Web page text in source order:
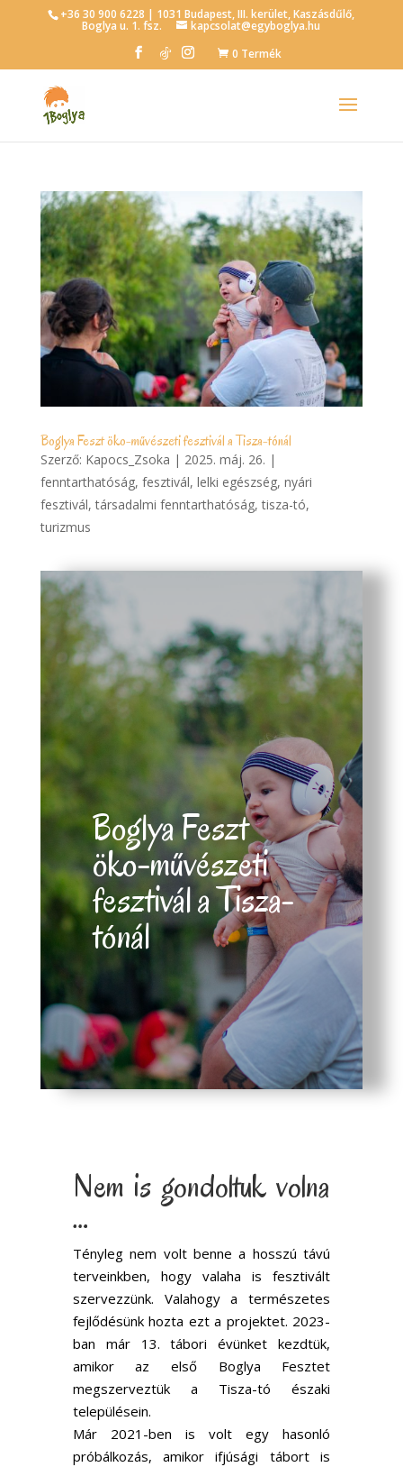
+36 30 900 6228 | 1031 Budapest, III. kerület, Kaszásdűlő,
Boglya u. 1. fsz.
kapcsolat@egyboglya.hu
0 Termék
Boglya Feszt öko-művészeti fesztivál a Tisza-tónál
Szerző: Kapocs_Zsoka | 2025. máj. 26. |
fenntarthatóság, fesztivál, lelki egészség, nyári
fesztivál,társadalmi fenntarthatóság,tisza-tó,
turizmus
Boglya Feszt
öko-művészeti
fesztivál a Tisza-
tónál
Nem is gondoltuk volna
…
Tényleg nem volt benne a hosszú távú
terveinkben, hogy valaha is fesztivált
szervezzünk. Valahogy a természetes
fejlődésünk hozta ezt a projektet. 2023-
ban már 13. tábori évünket kezdtük,
amikor az első Boglya Fesztet
megszerveztük a Tisza-tó északi
településein.
Már 2021-ben is volt egy hasonló
próbálkozás, amikor ifjúsági tábort is